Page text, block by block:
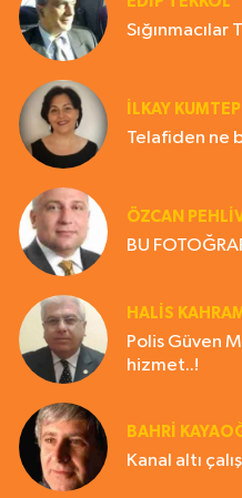
İLKAY
Telafiden ne
ÖZCAN
BU
HALIS
Polis Güven
hizmet..!
BAHRI
Kanal altı